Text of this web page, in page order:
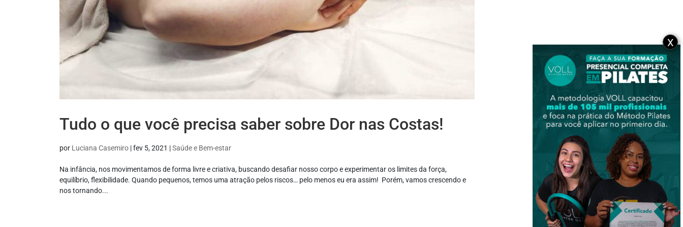
Tudo o que você precisa saber sobre Dor nas Costas!
por Luciana Casemiro |fev 5, 2021 |Saúde e Bem-estar
Na infância, nos movimentamos de forma livre e criativa, buscando desafiar nosso corpo e experimentar os limites da força,
equilíbrio, flexibilidade. Quando pequenos, temos uma atração pelos riscos… pelo menos eu era assim! Porém, vamos crescendo e
nos tornando...
X